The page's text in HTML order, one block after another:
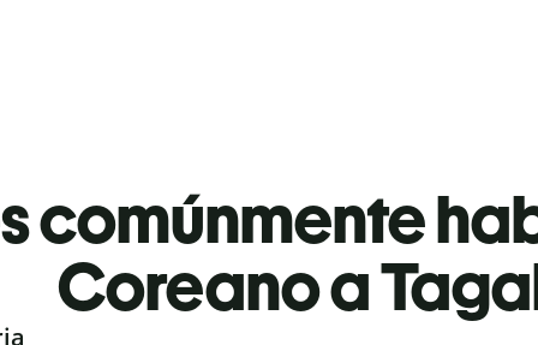
comúnmente
Coreano a